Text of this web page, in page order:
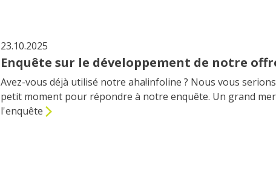
23.10.2025
Enquête sur le développement de notre
Avez-vous déjà utilisé notre aha!infoline ? Nous vous
petit moment pour répondre à notre enquête. Un grand
l'enquête